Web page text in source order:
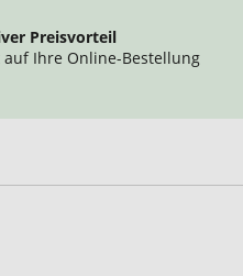
Preisvorteil
auf Ihre Online-Bestellung